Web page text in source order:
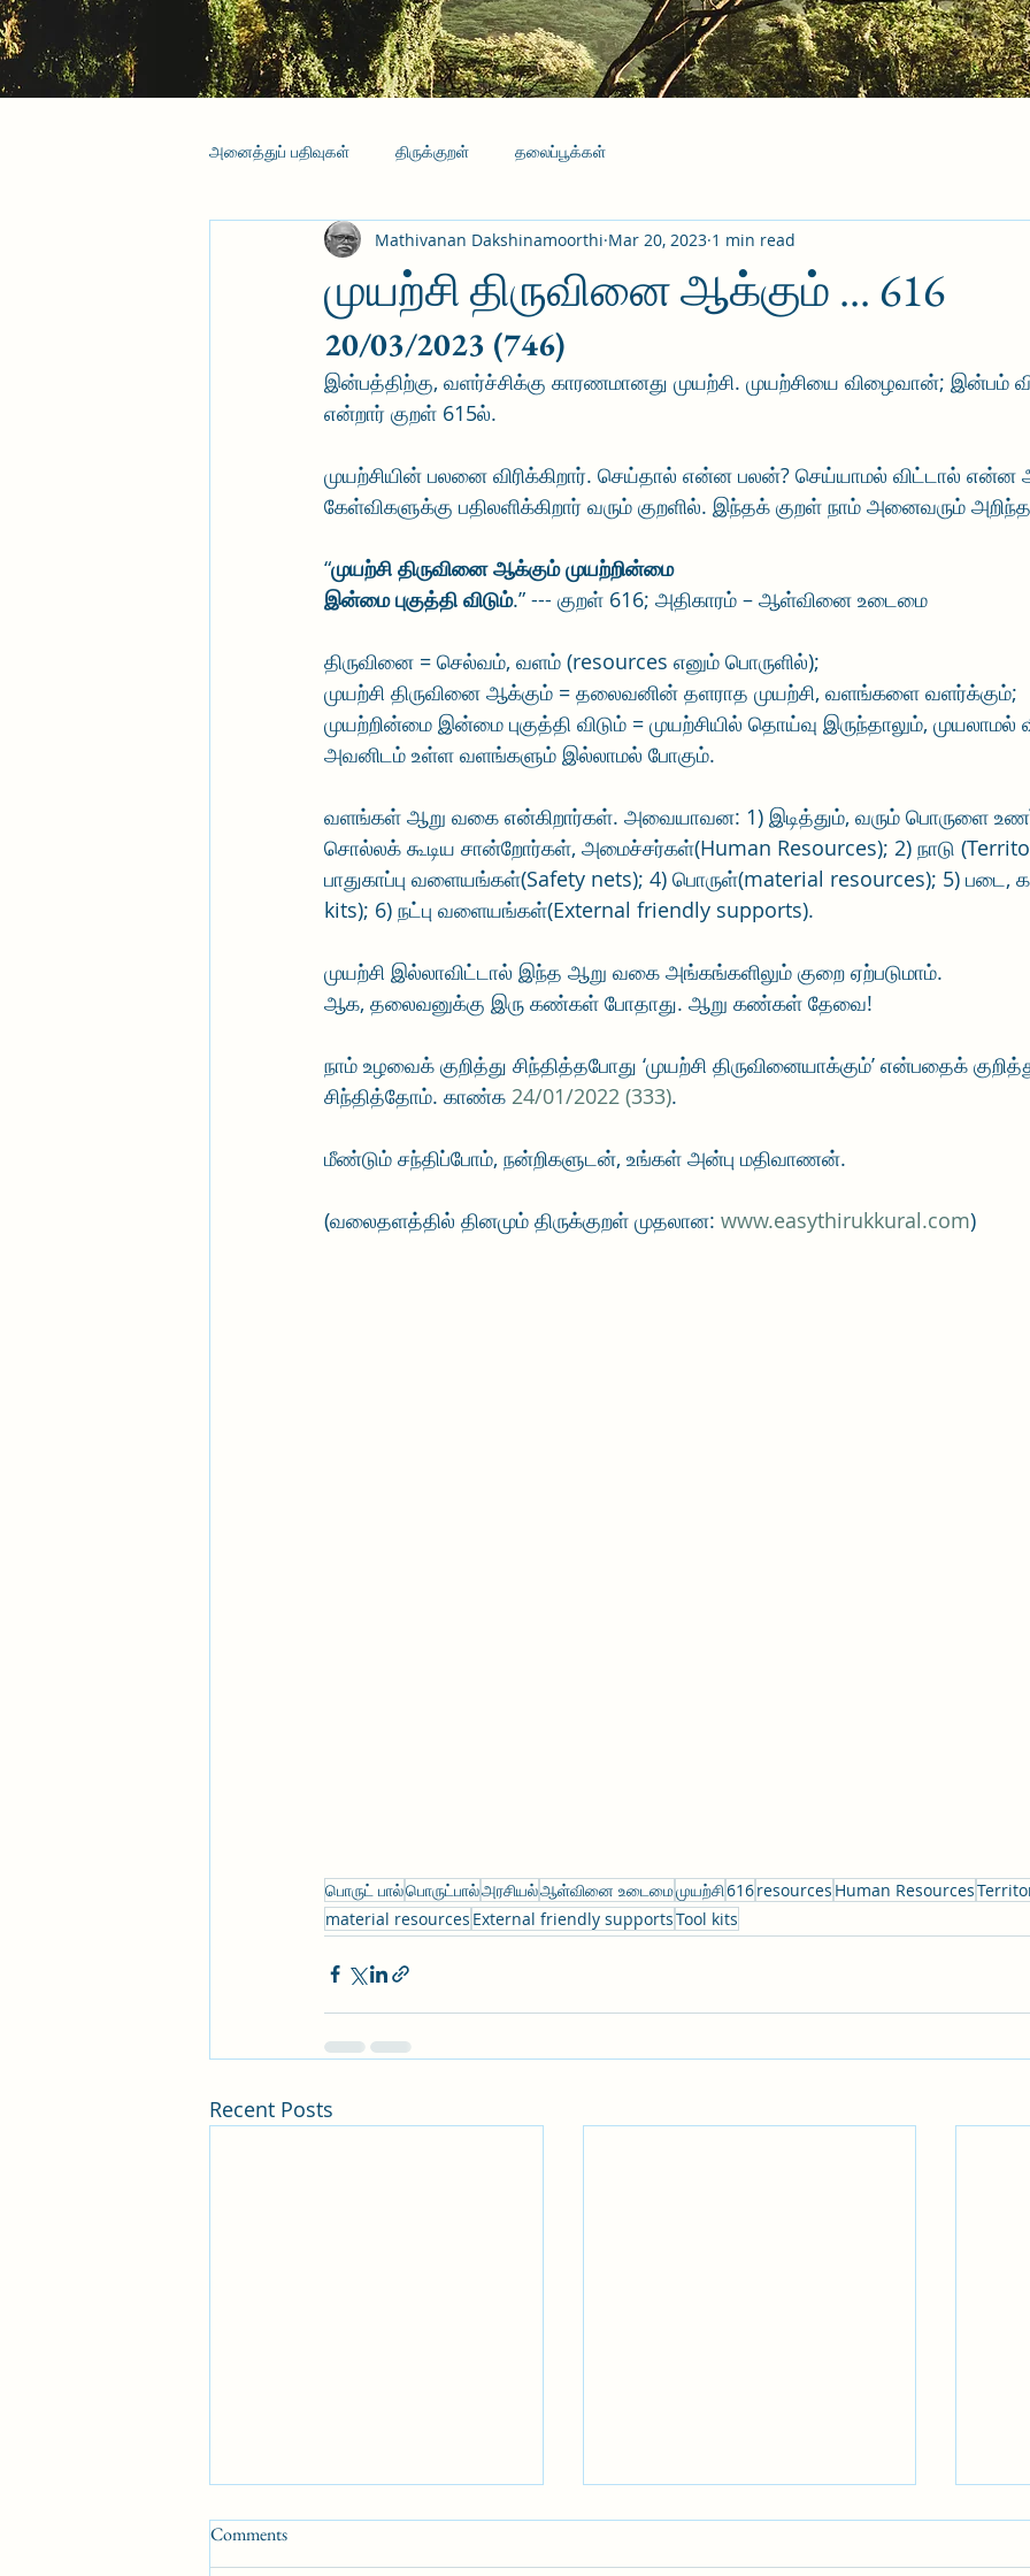
அனைத்துப் பதிவுகள் திருக்குறள் தலைப்பூக்கள்
முயற்சி திருவினை ஆக்கும் ... 616
Mathivanan Dakshinamoorthi Mar 20, 2023 1 min read
20/03/2023 (746)
இன்பத்திற்கு, வளர்ச்சிக்கு காரணமானது முயற்சி. முயற்சியை விழைவான்; இன்பம்
என்றார் குறள் 615ல்.
முயற்சியின் பலனை விரிக்கிறார். செய்தால் என்ன பலன்? செய்யாமல் விட்டால்
கேள்விகளுக்கு பதிலளிக்கிறார் வரும் குறளில். இந்தக் குறள் நாம் அனைவரும்
“முயற்சி திருவினை ஆக்கும் முயற்றின்மை
இன்மை புகுத்தி விடும்.” --- குறள் 616; அதிகாரம் – ஆள்வினை உடைமை
திருவினை = செல்வம், வளம் (resources எனும் பொருளில்);
முயற்சி திருவினை ஆக்கும் = தலைவனின் தளராத முயற்சி, வளங்களை வளர்க்கும்;
முயற்றின்மை இன்மை புகுத்தி விடும் = முயற்சியில் தொய்வு இருந்தாலும், முயலாமல்
அவனிடம் உள்ள வளங்களும் இல்லாமல் போகும்.
வளங்கள் ஆறு வகை என்கிறார்கள். அவையாவன: 1) இடித்தும், வரும் பொருளை
சொல்லக் கூடிய சான்றோர்கள், அமைச்சர்கள்(Human Resources); 2) நாடு
பாதுகாப்பு வளையங்கள்(Safety nets); 4) பொருள்(material resources); 5) படை,
kits); 6) நட்பு வளையங்கள்(External friendly supports).
முயற்சி இல்லாவிட்டால் இந்த ஆறு வகை அங்கங்களிலும் குறை ஏற்படுமாம்.
ஆக, தலைவனுக்கு இரு கண்கள் போதாது. ஆறு கண்கள் தேவை!
நாம் உழவைக் குறித்து சிந்தித்தபோது ‘முயற்சி திருவினையாக்கும்’ என்பதைக்
சிந்தித்தோம். காண்க 24/01/2022 (333).
மீண்டும் சந்திப்போம், நன்றிகளுடன், உங்கள் அன்பு மதிவாணன்.
(வலைதளத்தில் தினமும் திருக்குறள் முதலான: www.easythirukkural.com)
பொருட் பால்பொருட்பால்அரசியல்ஆள்வினை உடைமைமுயற்சி616resources Human Resources
material resources External friendly supportsTool kits
Recent Posts
Comments